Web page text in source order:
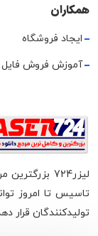
همکاران
ایجاد فروشگاه
آموزش فروش فایل
لیزر724
تاسیس تا امروز
تولیدکنندگان قرار